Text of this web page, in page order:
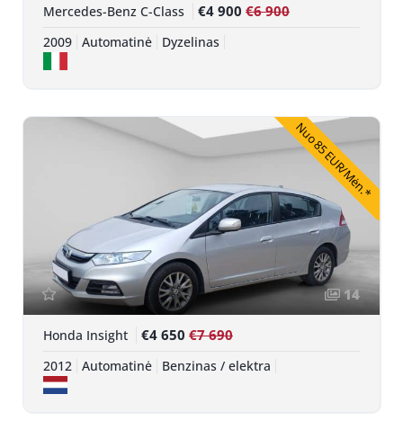
Mercedes-Benz C-Class €4 900 €6 900
2009 Automatinė Dyzelinas
Nuo 85 EUR/Mėn.*
14
Honda Insight €4 650 €7 690
2012 Automatinė Benzinas / elektra